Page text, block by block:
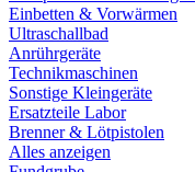
Einbetten & Vorwärmen
Ultraschallbad
Anrührgeräte
Technikmaschinen
Sonstige Kleingeräte
Ersatzteile Labor
Brenner & Lötpistolen
Alles anzeigen